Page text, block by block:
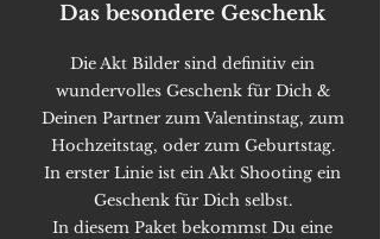
Das besondere Geschenk
Die Akt Bilder sind definitiv ein
wundervolles Geschenk für Dich &
Deinen Partner zum Valentinstag, zum
Hochzeitstag, oder zum Geburtstag.
In erster Linie ist ein Akt Shooting ein
Geschenk für Dich selbst.
In diesem Paket bekommst Du eine